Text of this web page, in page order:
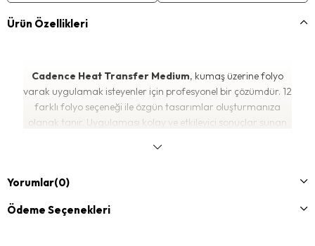
Ürün Özellikleri
Cadence Heat Transfer Medium, kumaş üzerinefolyo
varak uygulamak isteyenler için profesyonel bir çözümdür. 12
farklı folyo seçeneği ile özgün tasarımlar oluşturmanıza
olanak tanır. Uygulaması kolay ve etkileyici sonuçlar sunan
idealdir.
Uygulama adımları oldukça pratiktir: Folyo varak çalışması
veya spatula ile sürülür. Kuruduktan sonra seçilen kumaş

Yorumlar(0)
Ödeme Seçenekleri